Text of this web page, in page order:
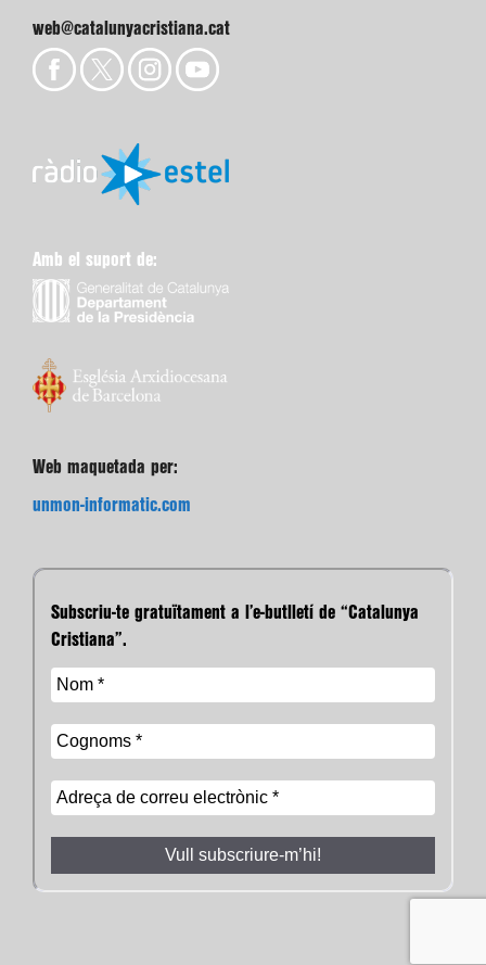
web@catalunyacristiana.cat
Amb el suport de:
Web maquetada per:
unmon-informatic.com
Subscriu-te gratuïtament a l’e-butlletí de “Catalunya
Cristiana”.